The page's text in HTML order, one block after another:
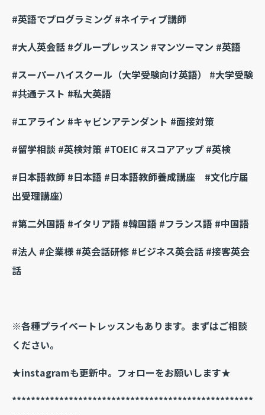
#英語でプログラミング #ネイティブ講師
#大人英会話 #グループレッスン #マンツーマン #英語
#スーパーハイスクール（大学受験向け英語） #大学受験
#共通テスト #私大英語
#エアライン #キャビンアテンダント #面接対策
#留学相談 #英検対策 #TOEIC #スコアアップ #英検
#日本語教師 #日本語 #日本語教師養成講座 #文化庁届
出受理講座）
#第二外国語 #イタリア語 #韓国語 #フランス語 #中国語
#法人 #企業様 #英会話研修 #ビジネス英会話 #接客英会
話
※各種プライベートレッスンもあります。まずはご相談
ください。
★instagramも更新中。フォローをお願いします★
***************************************************